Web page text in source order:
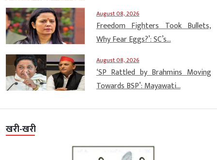
August 08, 2026
Freedom Fighters Took Bullets,
Why Fear Eggs?’: SC’s...
August 08, 2026
‘SP Rattled by Brahmins Moving
Towards BSP’: Mayawati...
खरी-खरी